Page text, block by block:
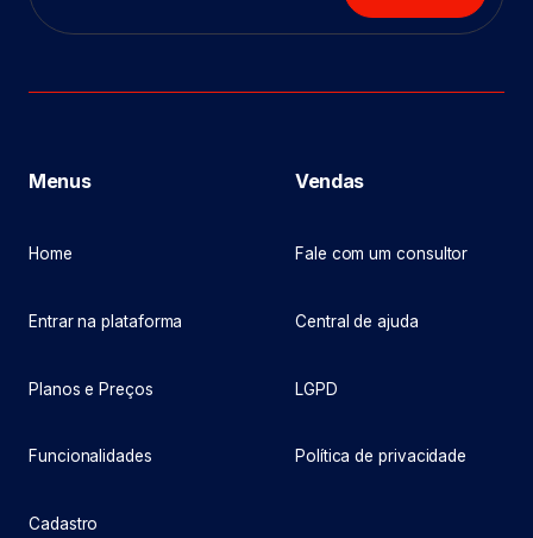
Menus
Home
Entrar na plataforma
Planos e Preços
Funcionalidades
Cadastro
Vendas
Fale com um consultor
Central de ajuda
LGPD
Política de privacidade